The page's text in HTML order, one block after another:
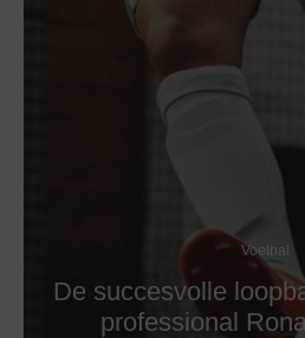
Voetbal
De succesvolle
professional